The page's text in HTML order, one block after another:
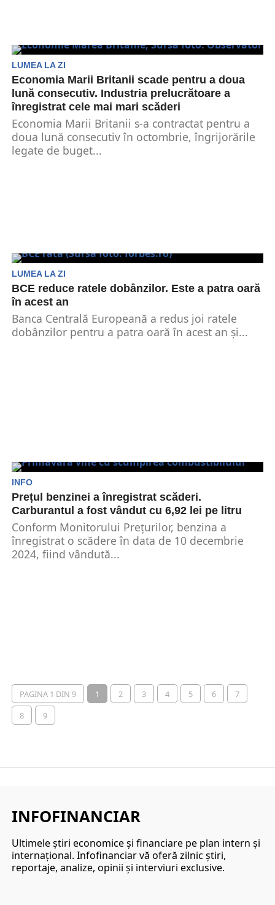
LUMEA LA ZI
Economia Marii Britanii scade pentru a doua
lună consecutiv. Industria prelucrătoare a
înregistrat cele mai mari scăderi
Economia Marii Britanii s-a contractat pentru a
doua lună consecutiv în octombrie, îngrijorările
legate de buget...
LUMEA LA ZI
BCE reduce ratele dobânzilor. Este a patra oară
în acest an
Banca Centrală Europeană a redus joi ratele
dobânzilor pentru a patra oară în acest an și...
INFO
Prețul benzinei a înregistrat scăderi.
Carburantul a fost vândut cu 6,92 lei pe litru
Conform Monitorului Prețurilor, benzina a
înregistrat o scădere în data de 10 decembrie
2024, fiind vândută...
PAGINA 1 DIN 9 1 2 3 4 5 6
7
8
9
INFOFINANCIAR
Ultimele ştiri economice şi financiare pe plan intern şi
internaţional. Infofinanciar vă oferă zilnic ştiri,
reportaje, analize, opinii şi interviuri exclusive.